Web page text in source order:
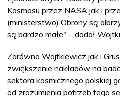
Kosmosu przez NASA jak i
(ministerstwo) Obrony są
są bardzo małe" – dodał
Zarówno Wojtkiewicz jak i
zwiększenie nakładów na
sektora kosmicznego polskiej
od zrozumienia potrzeb tego